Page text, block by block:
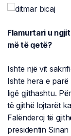
Flamurtari u
më të qetë?
Ishte një vit
Ishte hera e
ligë gjithashtu.
të gjithë lojtarët
Falënderoj të
presidentin